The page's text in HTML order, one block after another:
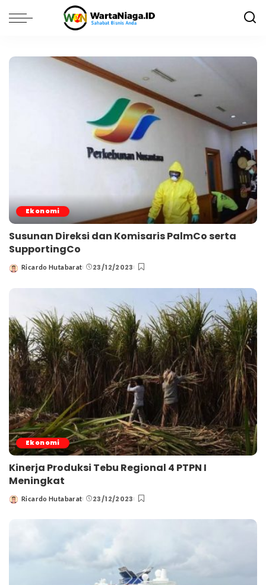
Ekonomi
Susunan Direksi dan Komisaris PalmCo serta
SupportingCo
Posted
Ricardo Hutabarat 23/12/2023
Ekonomi
Kinerja Produksi Tebu Regional 4 PTPN I
Meningkat
Posted
Ricardo Hutabarat 23/12/2023